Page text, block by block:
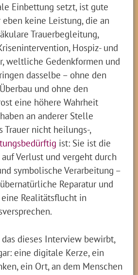
Einbettung setzt, ist gute
eben keine Leistung, die an
Trauerbegleitung,
Hospiz- und
weltliche Gedenkformen und
dasselbe – ohne den
und ohne den
eine höhere Wahrheit
an anderer Stelle
Trauer nicht heilungs-,
ist: Sie ist die
Verlust und vergeht durch
symbolische Verarbeitung –
Reparatur und
Realitätsflucht in
das dieses Interview bewirbt,
eine digitale Kerze, ein
ein Ort, an dem Menschen